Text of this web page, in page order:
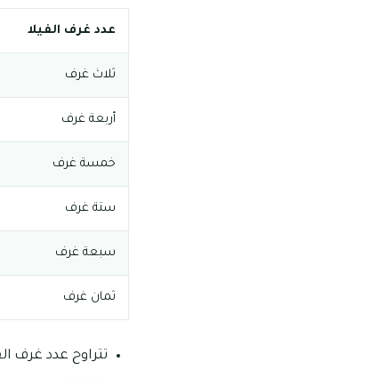
عدد غرف الفيلا
ثلاث غرف
أربعة غرف
خمسة غرف
ستة غرف
سبعة غرف
ثمان غرف